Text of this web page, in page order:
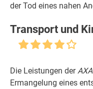
der Tod eines nahen
Transport und
Die Leistungen der AXA
Ermangelung eines